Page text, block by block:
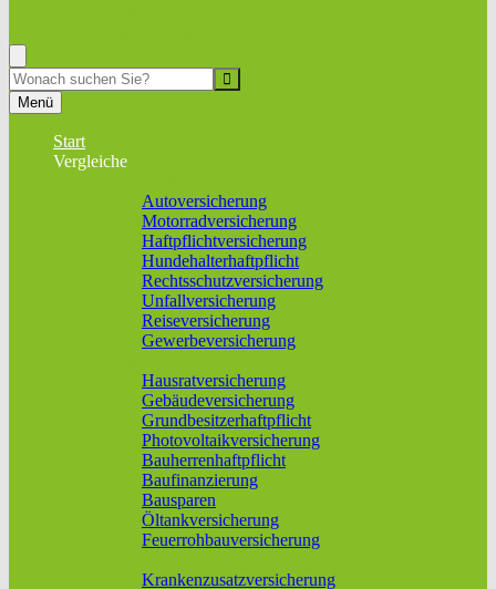
Menü
Start
Vergleiche
Autoversicherung
Motorradversicherung
Haftpflichtversicherung
Hundehalterhaftpflicht
Rechtsschutzversicherung
Unfallversicherung
Reiseversicherung
Gewerbeversicherung
Hausratversicherung
Gebäudeversicherung
Grundbesitzerhaftpflicht
Photovoltaikversicherung
Bauherrenhaftpflicht
Baufinanzierung
Bausparen
Öltankversicherung
Feuerrohbauversicherung
Krankenzusatzversicherung